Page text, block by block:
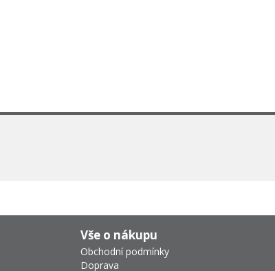
Vše o nákupu
Obchodní podmínky
Doprava